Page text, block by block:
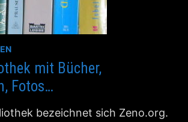
mit Bücher,
Fotos…
bezeichnet sich Zeno.org.